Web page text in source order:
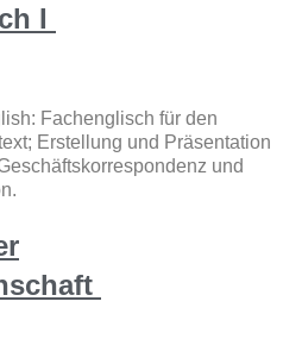
I
Fachenglisch für den
Erstellung und Präsentation
und